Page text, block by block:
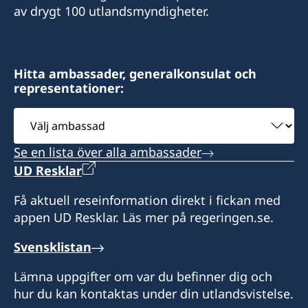
Consulado Honorario de Suecia
Panamá
Måndag till fredag kl. 9:00 - 12:00
Honorärkonsul
Raúl Cubilla
av drygt 100 utlandsmyndigheter.
Hitta ambassader, generalkonsulat och
representationer:
Välj
ambassad
Se en lista över alla ambassader
UD Resklar
Få aktuell reseinformation direkt i fickan med
appen UD Resklar. Läs mer på regeringen.se.
Svensklistan
Lämna uppgifter om var du befinner dig och
hur du kan kontaktas under din utlandsvistelse.